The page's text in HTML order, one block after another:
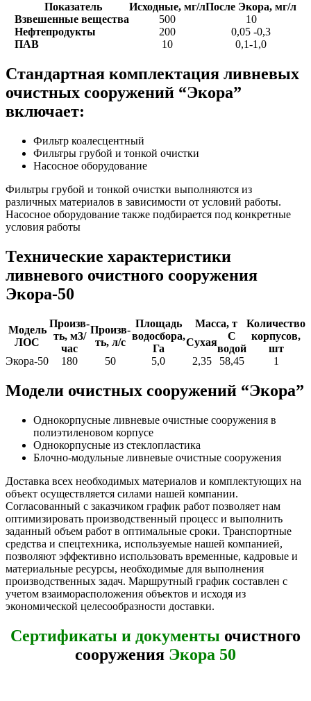
Показатель Исходные, мг/лПосле Экора, мг/л
Взвешенные вещества
500
10
Нефтепродукты
200
0,05 -0,3
ПАВ
10 0,1-1,0
Стандартная комплектация ливневых
очистных сооружений “Экора”
включает:
Фильтр коалесцентный
Фильтры грубой и тонкой очистки
Насосное оборудование
Фильтры грубой и тонкой очистки выполняются из
различных материалов в зависимости от условий работы.
Насосное оборудование также подбирается под конкретные
условия работы
Технические характеристики
ливневого очистного сооружения
Экора-50
Модель
ЛОС
Произв-
ть, м3/
час
Произв-
ть, л/с
Площадь
водосбора,
Га
Масса, т
Количество
корпусов,
шт
Сухая
С
водой
Экора-50
180 50 5,0 2,35 58,45 1
Модели очистных сооружений “Экора”
Однокорпусные ливневые очистные сооружения в
полиэтиленовом корпусе
Однокорпусные из стеклопластика
Блочно-модульные ливневые очистные сооружения
Доставка всех необходимых материалов и комплектующих на
объект осуществляется силами нашей компании.
Согласованный с заказчиком график работ позволяет нам
оптимизировать производственный процесс и выполнить
заданный объем работ в оптимальные сроки. Транспортные
средства и спецтехника, используемые нашей компанией,
позволяют эффективно использовать временные, кадровые и
материальные ресурсы, необходимые для выполнения
производственных задач. Маршрутный график составлен с
учетом взаиморасположения объектов и исходя из
экономической целесообразности доставки.
Сертификаты и документы очистного
сооружения Экора 50